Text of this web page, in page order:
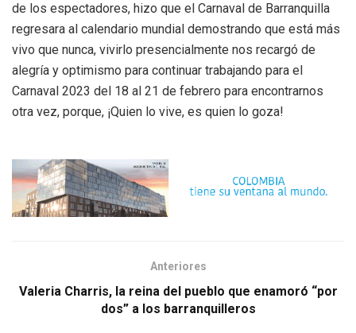
de los espectadores, hizo que el Carnaval de Barranquilla
regresara al calendario mundial demostrando que está más
vivo que nunca, vivirlo presencialmente nos recargó de
alegría y optimismo para continuar trabajando para el
Carnaval 2023 del 18 al 21 de febrero para encontrarnos
otra vez, porque, ¡Quien lo vive, es quien lo goza!
Anteriores
Valeria Charris, la reina del pueblo que enamoró “por
dos” a los barranquilleros